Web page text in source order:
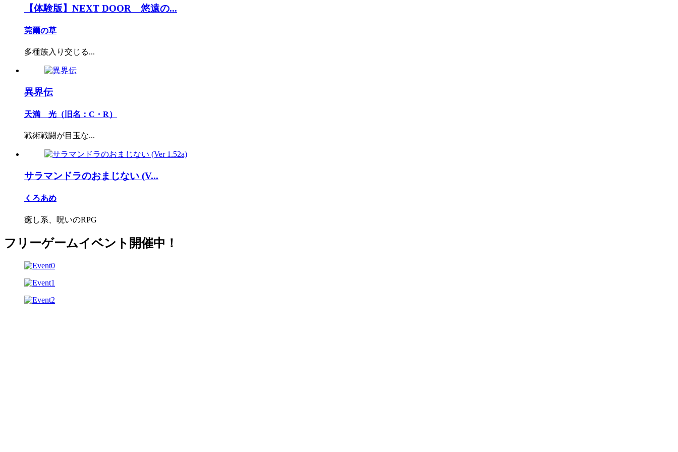
【体験版】NEXT DOOR 悠遠の...
莞爾の草
多種族入り交じる...
異界伝
天満 光（旧名：C・R）
戦術戦闘が目玉な...
サラマンドラのおまじない (V...
くろあめ
癒し系、呪いのRPG
フリーゲームイベント開催中！